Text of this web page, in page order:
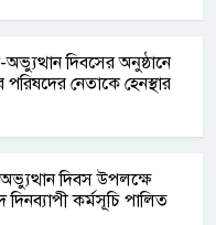
দিবসের অনুষ্ঠানে
নেতাকে হেনস্থার
দিবস উপলক্ষে
দিনব্যাপী কর্মসূচি পালিত